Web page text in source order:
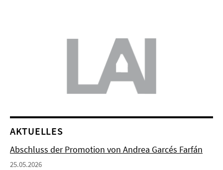
AKTUELLES
Abschluss der Promotion von Andrea Garcés Farfán
25.05.2026